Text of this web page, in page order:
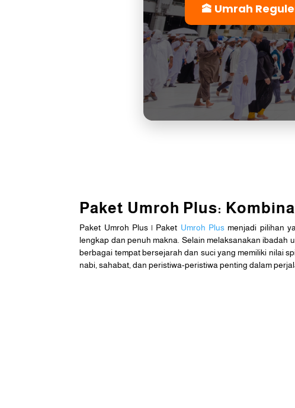
🕋 Umrah
Paket Umroh Plus:
Paket Umroh Plus | Paket Umroh Plus menjadi pilihan
lengkap dan penuh makna. Selain melaksanakan ibadah
berbagai tempat bersejarah dan suci yang memiliki nilai
nabi, sahabat, dan peristiwa-peristiwa penting dalam